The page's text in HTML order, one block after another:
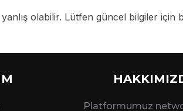
olabilir. Lütfen güncel bilgiler için
Platformumuz